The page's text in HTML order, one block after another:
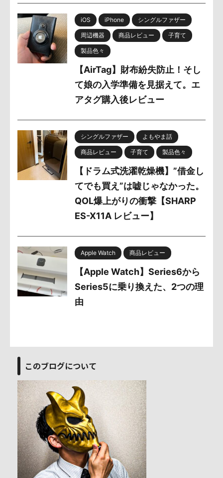
iOS iPhone シングルファザー
周辺機器 商品レビュー 子育て
製品色々
【AirTag】財布紛失防止！そし
て娘の入学準備を見据えて。エ
アタグ購入後レビュー
シングルファザー よもやま話
商品レビュー 子育て 製品色々
【ドラム式洗濯乾燥機】”借金し
てでも買え”は嘘じゃなかった。
QOL爆上がりの衝撃【SHARP
ES-X11A レビュー】
Apple Watch 商品レビュー
【Apple Watch】Series6から
Series5に乗り換えた、2つの理
由
このブログについて